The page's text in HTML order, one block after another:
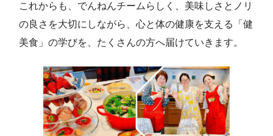
これからも、でんねんチームらしく、美味しさとノリ
の良さを大切にしながら、心と体の健康を支える「健
美食」の学びを、たくさんの方へ届けていきます。